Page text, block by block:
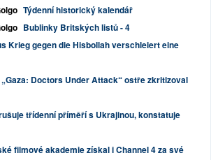
Týdenní historický kalendář
Bublinky Britských listů - 4
Krieg gegen die Hisbollah verschleiert eine
Doctors Under Attack“ ostře zkritizoval
třídenní příměří s Ukrajinou, konstatuje
filmové akademie získal i Channel 4 za své